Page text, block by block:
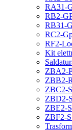
RA31-
RB2-
RB31-
RC2-
RF2-
Kit
ZBA2-
ZBB2-
ZBC2-
ZBD2-
ZBE2-
ZBF2-